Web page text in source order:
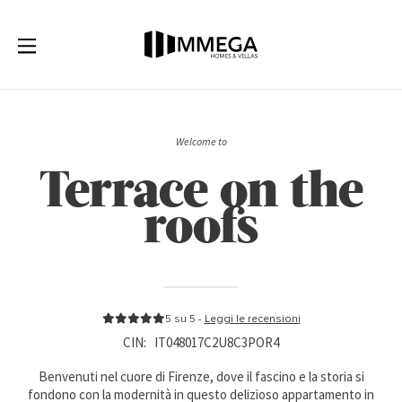
Welcome to
Terrace on the
roofs
5 su 5 - Leggi le recensioni
CIN: IT048017C2U8C3POR4
Benvenuti nel cuore di Firenze, dove il fascino e la storia si
fondono con la modernità in questo delizioso appartamento in